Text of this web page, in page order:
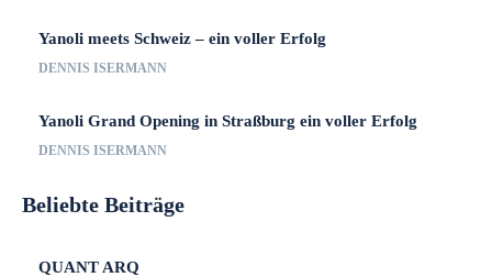
Yanoli meets Schweiz – ein voller Erfolg
DENNIS ISERMANN
Yanoli Grand Opening in Straßburg ein voller Erfolg
DENNIS ISERMANN
Beliebte Beiträge
QUANT ARQ